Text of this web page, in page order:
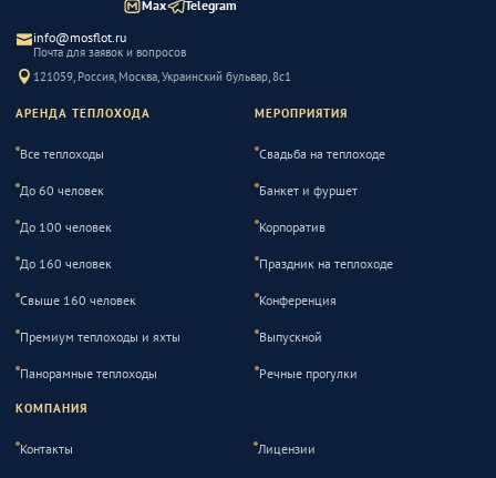
info@mosflot.ru
Почта для заявок и вопросов
121059, Россия, Москва, Украинский бульвар, 8с1
Max Telegram
АРЕНДА ТЕПЛОХОДА
Все теплоходы
До 60 человек
До 100 человек
До 160 человек
Свыше 160 человек
Премиум теплоходы и яхты
Панорамные теплоходы
МЕРОПРИЯТИЯ
Свадьба на теплоходе
Банкет и фуршет
Корпоратив
Праздник на теплоходе
Конференция
Выпускной
Речные прогулки
КОМПАНИЯ
Контакты Лицензии